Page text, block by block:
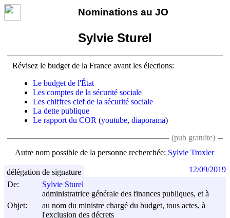
Nominations au JO
Sylvie Sturel
Révisez le budget de la France avant les élections:
Le budget de l'État
Les comptes de la sécurité sociale
Les chiffres clef de la sécurité sociale
La dette publique
Le rapport du COR (youtube, diaporama)
(pub gratuite)
Autre nom possible de la personne recherchée: Sylvie Troxler
De:
Sylvie Sturel
administratrice générale des finances publiques, et à
Objet:
au nom du ministre chargé du budget, tous actes, à
l'exclusion des décrets
délégation de signature 12/09/2019